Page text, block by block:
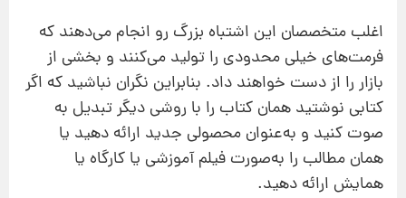
اغلب متخصصان این اشتباه بزرگ رو انجام می‌دهند كه
فرمت‌های خیلی محدودی را تولید می‌كنند و بخشی از
بازار را از دست خواهند داد. بنابراین نگران نباشید كه اگر
كتابی نوشتید همان كتاب را با روشی دیگر تبدیل به
صوت كنید و به‌عنوان محصولی جدید ارائه دهید یا
همان مطالب را به‌صورت فیلم آموزشی یا كارگاه یا
همایش ارائه دهید.